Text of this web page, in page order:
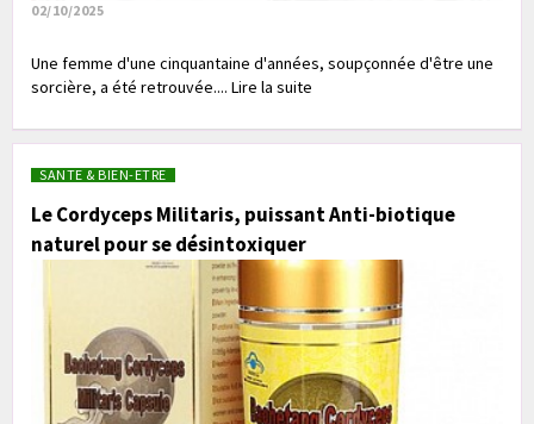
02/10/2025
Une femme d'une cinquantaine d'années, soupçonnée d'être une
sorcière, a été retrouvée.... Lire la suite
SANTE & BIEN-ETRE
Le Cordyceps Militaris, puissant Anti-biotique
naturel pour se désintoxiquer